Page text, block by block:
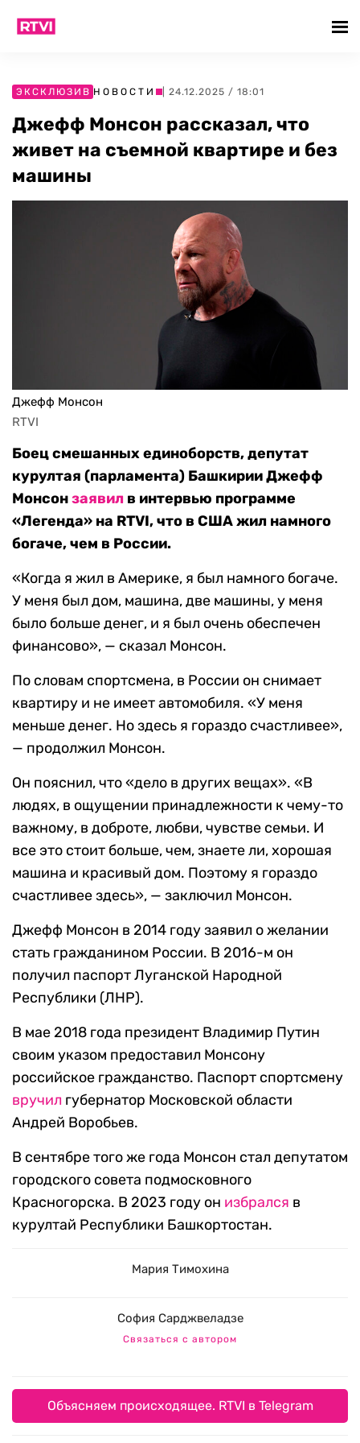
ЭКСКЛЮЗИВ НОВОСТИ | 24.12.2025 / 18:01
Джефф Монсон рассказал, что
живет на съемной квартире и без
машины
Джефф Монсон
RTVI
Боец смешанных единоборств, депутат
курултая (парламента) Башкирии Джефф
Монсонзаявил в интервью программе
«Легенда» на RTVI, что в США жил намного
богаче, чем в России.
«Когда я жил в Америке, я был намного богаче.
У меня был дом, машина, две машины, у меня
было больше денег, и я был очень обеспечен
финансово», — сказал Монсон.
По словам спортсмена, в России он снимает
квартиру и не имеет автомобиля. «У меня
меньше денег. Но здесь я гораздо счастливее»,
— продолжил Монсон.
Он пояснил, что «дело в других вещах». «В
людях, в ощущении принадлежности к чему-то
важному, в доброте, любви, чувстве семьи. И
все это стоит больше, чем, знаете ли, хорошая
машина и красивый дом. Поэтому я гораздо
счастливее здесь», — заключил Монсон.
Джефф Монсон в 2014 году заявил о желании
стать гражданином России. В 2016-м он
получил паспорт Луганской Народной
Республики (ЛНР).
В мае 2018 года президент Владимир Путин
своим указом предоставил Монсону
российское гражданство. Паспорт спортсмену
вручил губернатор Московской области
Андрей Воробьев.
В сентябре того же года Монсон стал депутатом
городского совета подмосковного
Красногорска. В 2023 году он избрался в
курултай Республики Башкортостан.
Мария Тимохина
София Сарджвеладзе
Связаться с автором
Объясняем происходящее. RTVI в Telegram